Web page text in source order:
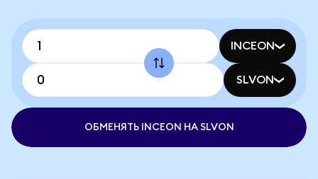
INCEON
SLVON
ОБМЕНЯТЬ INCEON НА SLVON